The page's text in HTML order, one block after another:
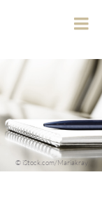
© iStock.com/Mariakray